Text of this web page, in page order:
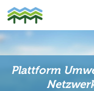
Plattform